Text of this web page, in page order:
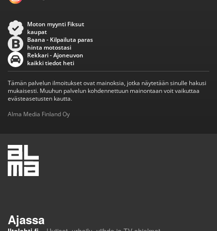
Moton myynti Fiksut
kaupat
Baana - Kilpailuta paras
hinta motostasi
Rekkari - Ajoneuvon
kaikki tiedot heti
Tämän palvelun ilmoitukset ovat mainoksia, jotka näytetään sinulle hakusi
mukaisesti. Muuhun palvelun kohdennettuun mainontaan voit vaikuttaa
evästeasetusten kautta.
Alma Media Finland Oy